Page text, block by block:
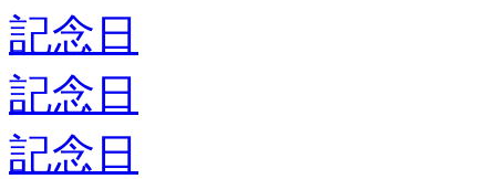
記念日
記念日
記念日